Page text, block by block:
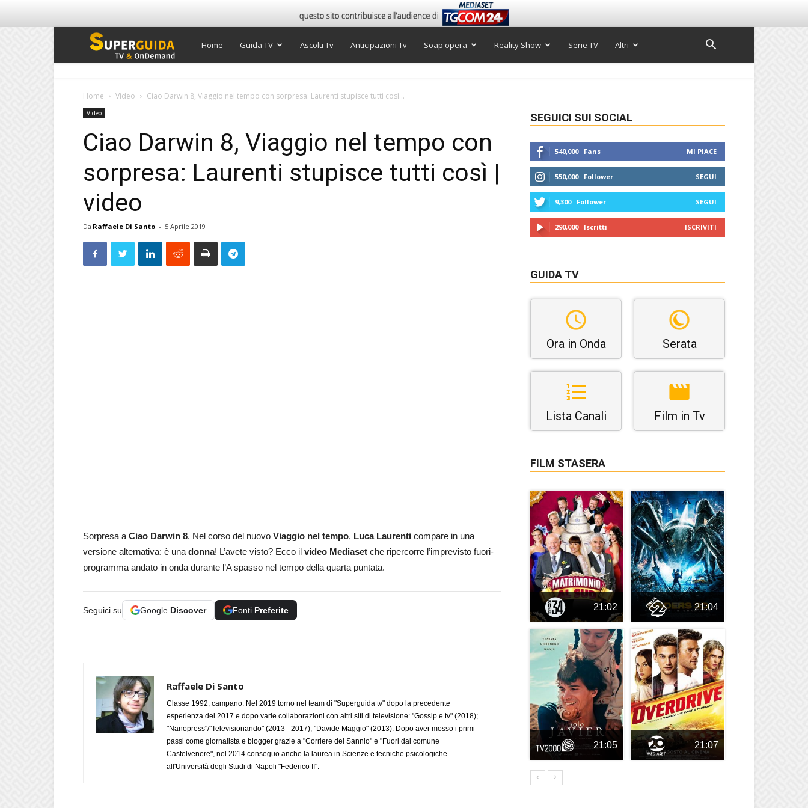
Super
Home Guida TV Ascolti Tv Anticipazioni Tv Soap opera Reality Show Serie TV Altri
Home Video Ciao Darwin 8, Viaggio nel tempo con sorpresa: Laurenti stupisce tutti così...
Video
Ciao Darwin 8, Viaggio nel tempo con
sorpresa: Laurenti stupisce tutti così |
video
Da Raffaele Di Santo - 5 Aprile 2019
Sorpresa a Ciao Darwin 8. Nel corso del nuovo Viaggio nel tempo, Luca Laurenti compare in una
versione alternativa: è una donna! L’avete visto? Ecco il video Mediaset che ripercorre l’imprevisto fuori-
programma andato in onda durante l’A spasso nel tempo della quarta puntata.
Seguici su Google Discover Fonti Preferite
Raffaele Di Santo
Classe 1992, campano. Nel 2019 torno nel team di "Superguida tv" dopo la precedente
esperienza del 2017 e dopo varie collaborazioni con altri siti di televisione: "Gossip e tv" (2018);
"Nanopress"/"Televisionando" (2013 - 2017); "Davide Maggio" (2013). Dopo aver mosso i primi
passi come giornalista e blogger grazie a "Corriere del Sannio" e "Fuori dal comune
Castelvenere", nel 2014 conseguo anche la laurea in Scienze e tecniche psicologiche
all'Università degli Studi di Napoli "Federico II".
SEGUICI SUI SOCIAL
540,000 Fans MI PIACE
550,000 Follower SEGUI
9,300 Follower SEGUI
290,000 Iscritti ISCRIVITI
GUIDA TV
Ora in Onda Serata
Lista Canali Film in Tv
FILM STASERA
21:02 21:04
21:05 21:07